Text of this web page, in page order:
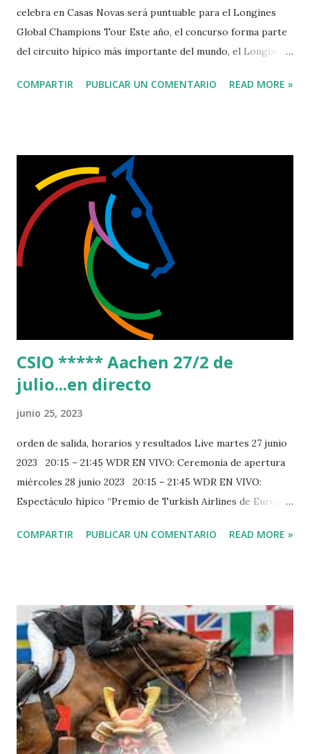
celebra en Casas Novas será puntuable para el Longines
Global Champions Tour Este año, el concurso forma parte
del circuito hípico más importante del mundo, el Longines
por el jinete olímpico Jan Tops, cuenta este año con 16
la décima parada y la prueba reina del concurso, el Gran
Premio Casas Novas, cerrará la jornada del sábado. Los
asistentes podrán disfrutar de una prueba en la que 40 de
las mejores combinaciones del mundo (tras haber
clasificado previamente en el Trofeo CaixaBank del viernes)
se darán cita para ganar puntos para la clasificación del
circuito y el ansiado premio de 300.000€. Entre los
participantes del concurso, podremos ver al líder en la
clasificación, Maikel Van der Vleuten. El jinete holan...
COMPARTIR PUBLICAR UN COMENTARIO READ MORE »
CSIO ***** Aachen 27/2 de
julio...en directo
junio 25, 2023
orden de salida, horarios y resultados Live martes 27 junio
2023 20:15 – 21:45 WDR EN VIVO: Ceremonia de apertura
miércoles 28 junio 2023 20:15 – 21:45 WDR EN VIVO:
Espectáculo hípico “Premio de Turkish Airlines de Europa”
Concurso de saltos “Mercedes‐Benz Nations Cup” viernes
pm WDR LIVE: Versatilidad “SAP Cup” 15:15 – 17:15 WDR
LIVE: Salto “Premio Allianz” Además: Resumen Dressur
Grand Prix Spécial “MEGGLE‐Prize” y Resumen “Price of
the Schwartz Group”, prueba de maratón de cuatro en
mano domingo 2 julio 2023 11:00 – 13:00 WDR LIVE:
Dressage Grand Prix Freestyle “Deutsche Bank Prize”
13:55 – 15:45 WDR LIVE: Salto 1ª ronda “Rolex Grand Prix”
COMPARTIR PUBLICAR UN COMENTARIO READ MORE »